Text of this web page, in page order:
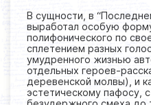
В сущности, в
выработал особую
полифонического по
сплетением разных
умудренного жизнью
отдельных героев-
деревенской молвы), и
эстетическому пафосу,